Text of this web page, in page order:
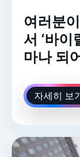
여러분
서 ‘바이
마나 되
자세히 보